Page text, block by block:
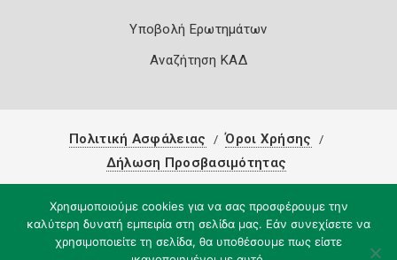
Υποβολή Ερωτημάτων
Αναζήτηση ΚΑΔ
Πολιτική Ασφάλειας
Όροι Χρήσης
Δήλωση Προσβασιμότητας
Χρησιμοποιούμε cookies για να σας προσφέρουμε την
καλύτερη δυνατή εμπειρία στη σελίδα μας. Εάν συνεχίσετε να
χρησιμοποιείτε τη σελίδα, θα υποθέσουμε πως είστε